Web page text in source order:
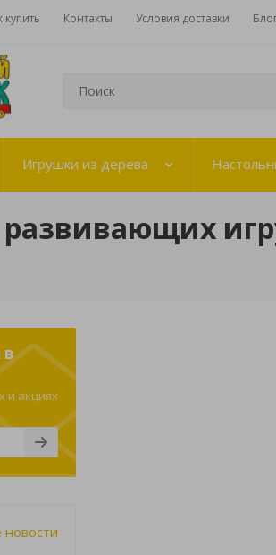
купить Контакты Условия доставки
Игрушки из дерева
развивающих
в
и акциях
новости